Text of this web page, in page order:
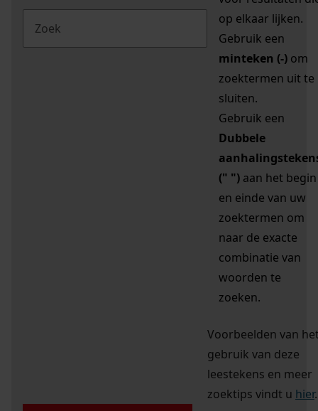
op elkaar lijken.
Gebruik een
minteken (-) om
zoektermen uit te
sluiten.
Gebruik een
Dubbele
(" ") aan het begin
en einde van uw
zoektermen om
naar de exacte
combinatie van
woorden te
zoeken.
Voorbeelden van
gebruik van deze
leestekens en meer
zoektips vindt u hier.